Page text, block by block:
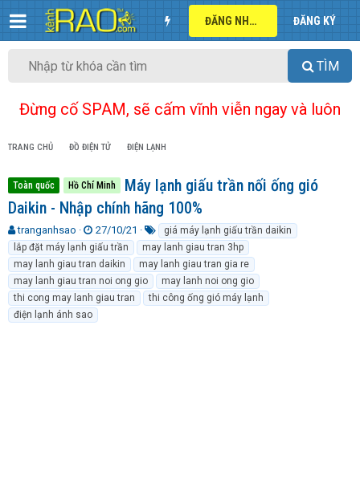
ĐĂNG NHẬP ĐĂNG KÝ
TÌM
Đừng cố SPAM, sẽ cấm vĩnh viễn ngay và luôn
TRANG CHỦ ĐỒ ĐIỆN TỬ ĐIỆN LẠNH
Toàn quốc Hồ Chí Minh
Máy lạnh giấu trần nối ống gió
Daikin - Nhập chính hãng 100%
T
h
r
e
a
d
s
tranganhsao
N
g
à
y
g
ử
27/10/21
ừ
k
h
ó
a
giá máy lạnh giấu trần daikin
lắp đặt máy lạnh giấu trần
may lanh giau tran 3hp
may lanh giau tran daikin
may lanh giau tran gia re
may lanh giau tran noi ong gio
may lanh noi ong gio
thi cong may lanh giau tran
thi công ống gió máy lạnh
điện lạnh ánh sao